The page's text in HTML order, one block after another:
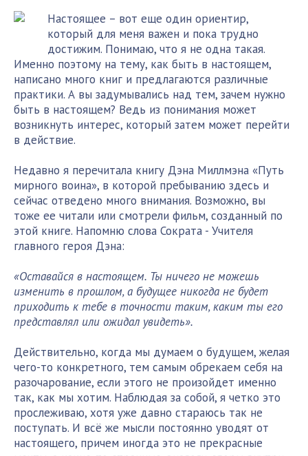
Настоящее – вот еще один ориентир,
который для меня важен и пока трудно
достижим. Понимаю, что я не одна такая.
Именно поэтому на тему, как быть в настоящем,
написано много книг и предлагаются различные
практики. А вы задумывались над тем, зачем нужно
быть в настоящем? Ведь из понимания может
возникнуть интерес, который затем может перейти
в действие.
Недавно я перечитала книгу Дэна Миллмэна «Путь
мирного воина», в которой пребыванию здесь и
сейчас отведено много внимания. Возможно, вы
тоже ее читали или смотрели фильм, созданный по
этой книге. Напомню слова Сократа - Учителя
главного героя Дэна:
«Оставайся в настоящем. Ты ничего не можешь
изменить в прошлом, а будущее никогда не будет
приходить к тебе в точности таким, каким ты его
представлял или ожидал увидеть».
Действительно, когда мы думаем о будущем, желая
чего-то конкретного, тем самым обрекаем себя на
разочарование, если этого не произойдет именно
так, как мы хотим. Наблюдая за собой, я четко это
прослеживаю, хотя уже давно стараюсь так не
поступать. И всё же мысли постоянно уводят от
настоящего, причем иногда это не прекрасные